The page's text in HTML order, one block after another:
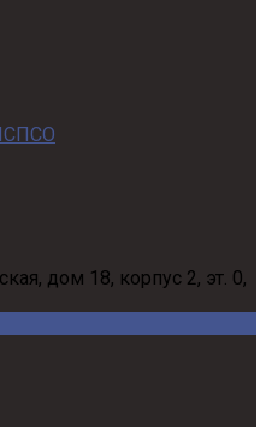
дом 18, корпус 2, эт. 0,